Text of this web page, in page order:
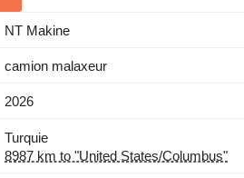
NT Makine
camion malaxeur
2026
Turquie
8987 km to "United States/Columbus"